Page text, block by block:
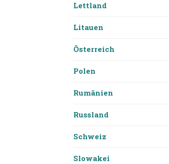
Lettland
Litauen
Österreich
Polen
Rumänien
Russland
Schweiz
Slowakei